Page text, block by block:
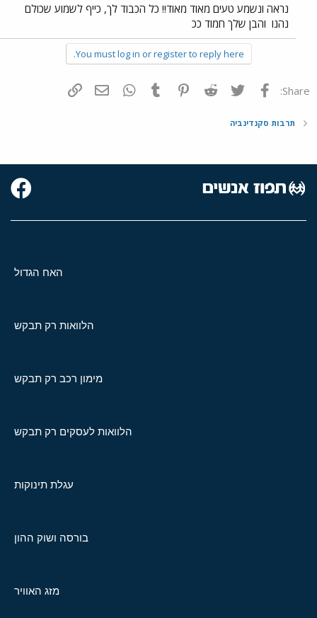
נראה ונשמע טעים מאוד מאוד!! כל הכבוד לך, כייף לשמוע שכולם
נהנו והבן שלך חמוד ככ
You must log in or register to reply here.
Share: פייסבוק Twitter
Reddit
Pinterest
Tumblr
WhatsAppדואר אלקטרוני
תרבות סקנדינביה
האח הגדול
הלוואות רק תבקש
מימון רכב רק תבקש
הלוואות לעסקים רק תבקש
עגלת תינוקות
בורסה ושוק ההון
מזג האוויר